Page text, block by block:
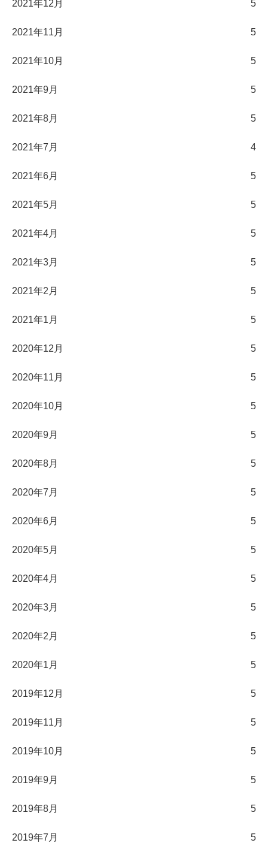
2021年12月 5
2021年11月 5
2021年10月 5
2021年9月 5
2021年8月 5
2021年7月 4
2021年6月 5
2021年5月 5
2021年4月 5
2021年3月 5
2021年2月 5
2021年1月 5
2020年12月 5
2020年11月 5
2020年10月 5
2020年9月 5
2020年8月 5
2020年7月 5
2020年6月 5
2020年5月 5
2020年4月 5
2020年3月 5
2020年2月 5
2020年1月 5
2019年12月 5
2019年11月 5
2019年10月 5
2019年9月 5
2019年8月 5
2019年7月 5